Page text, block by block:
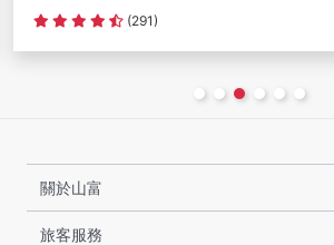
(291)
關於山富
旅客服務